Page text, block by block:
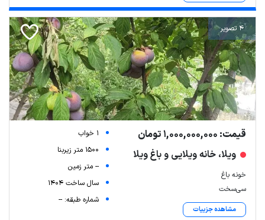
4 تصویر
قیمت: 1,000,000,000 تومان
ویلا، خانه ویلایی و باغ ویلا
خونه باغ
سی‌سخت
مشاهده جزییات
1 خواب
1500 متر زیربنا
-- متر زمین
سال ساخت 1404
شماره طبقه: --